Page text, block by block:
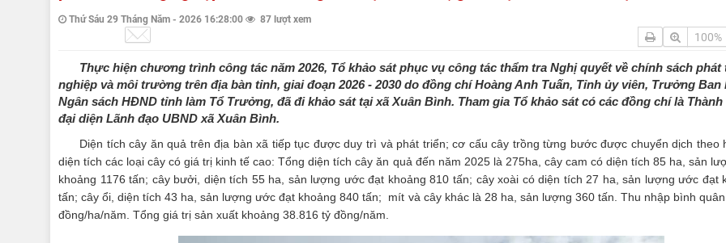
Thứ Sáu 29 Tháng Năm - 2026 16:28:00 87 lượt xem
100%
Thực hiện chương trình công tác năm 2026, Tổ khảo sát phục vụ công tác thẩm tra Nghị quyết về chính sách phát
nghiệp và môi trường trên địa bàn tỉnh, giai đoạn 2026 - 2030 do đồng chí Hoàng Anh Tuấn, Tỉnh ủy viên, Trưởng Ban
Ngân sách HĐND tỉnh làm Tổ Trưởng, đã đi khảo sát tại xã Xuân Bình. Tham gia Tổ khảo sát có các đồng chí là Thành
đại diện Lãnh đạo UBND xã Xuân Bình.
Diện tích cây ăn quả trên địa bàn xã tiếp tục được duy trì và phát triển; cơ cấu cây trồng từng bước được chuyển dịch theo
diện tích các loại cây có giá trị kinh tế cao: Tổng diện tích cây ăn quả đến năm 2025 là 275ha, cây cam có diện tích 85 ha, sản
khoảng 1176 tấn; cây bưởi, diện tích 55 ha, sản lượng ước đạt khoảng 810 tấn; cây xoài có diện tích 27 ha, sản lượng ước đạt
tấn; cây ổi, diện tích 43 ha, sản lượng ước đạt khoảng 840 tấn; mít và cây khác là 28 ha, sản lượng 360 tấn. Thu nhập bình
đồng/ha/năm. Tổng giá trị sản xuất khoảng 38.816 tỷ đồng/năm.